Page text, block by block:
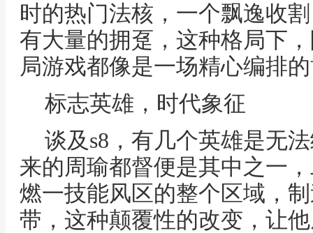
时的热门法核，一个飘逸收
有大量的拥趸，这种格局下
局游戏都像是一场精心编排
标志英雄，时代象征
谈及s8，有几个英雄是无
来的周瑜都督便是其中之一
燃一技能风区的整个区域，
带，这种颠覆性的改变，让